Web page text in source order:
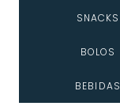
SNACKS
BOLOS
BEBIDAS